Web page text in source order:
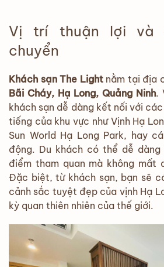
Vị trí thuận lợi và
chuyển
Khách sạn The Lightnằm tại địa
Bãi Cháy, Hạ Long, Quảng Ninh.
khách sạn dễ dàng kết nối với
tiếng của khu vực như Vịnh Hạ
Sun World Hạ Long Park, hay
động. Du khách có thể dễ
điểm tham quan mà không mất
Đặc biệt, từ khách sạn, bạn sẽ
cảnh sắc tuyệt đẹp của vịnh Hạ
kỳ quan thiên nhiên của thế giới.